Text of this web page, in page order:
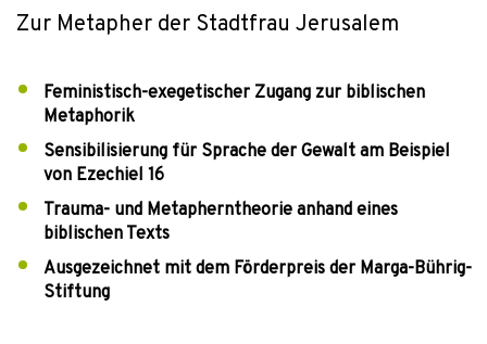
Zur Metapher der Stadtfrau Jerusalem
Feministisch-exegetischer Zugang zur biblischen
Metaphorik
Sensibilisierung für Sprache der Gewalt am Beispiel
von Ezechiel 16
Trauma- und Metapherntheorie anhand eines
biblischen Texts
Ausgezeichnet mit dem Förderpreis der Marga-Bührig-
Stiftung